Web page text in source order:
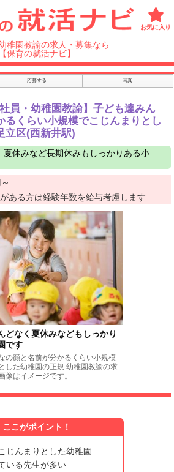
お気に入り
稚園教諭の求人・募集なら
【保育の就活ナビ】
応募する 写真
員・幼稚園教諭】子ども達みん
るくらい小規模でこじんまりとし
立区(西新井駅)
夏休みなど長期休みもしっかりある小
ある方は経験年数を給与考慮します
どなく夏休みなどもしっかり
です
の顔と名前が分かるくらい小規模
した幼稚園の正規 幼稚園教諭の求
はイメージです。
ここがポイント！
じんまりとした幼稚園
いる先生が多い